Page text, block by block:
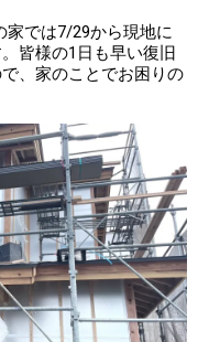
家では7/29から現地に
皆様の1日も早い復旧
、家のことでお困りの